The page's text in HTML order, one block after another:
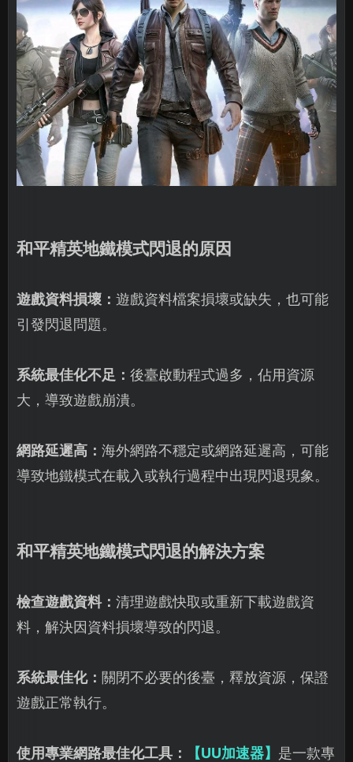
和平精英地鐵模式閃退的原因
遊戲資料損壞： 遊戲資料檔案損壞或缺失，也可能
引發閃退問題。
系統最佳化不足： 後臺啟動程式過多，佔用資源
大，導致遊戲崩潰。
網路延遲高： 海外網路不穩定或網路延遲高，可能
導致地鐵模式在載入或執行過程中出現閃退現象。
和平精英地鐵模式閃退的解決方案
檢查遊戲資料： 清理遊戲快取或重新下載遊戲資
料，解決因資料損壞導致的閃退。
系統最佳化： 關閉不必要的後臺，釋放資源，保證
遊戲正常執行。
使用專業網路最佳化工具： 【UU加速器】 是一款專